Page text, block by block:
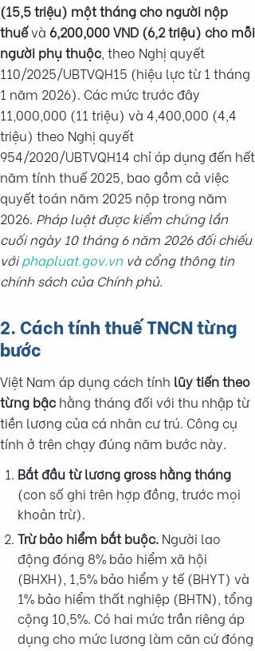
(15,5 triệu) một tháng cho người nộp
thuếvà 6,200,000 VND (6,2 triệu) cho mỗi
người phụ thuộc , theo Nghị quyết
110/2025/UBTVQH15 (hiệu lực từ 1 tháng
1 năm 2026). Các mức trước đây
11,000,000 (11 triệu) và 4,400,000 (4,4
triệu) theo Nghị quyết
954/2020/UBTVQH14 chỉ áp dụng đến hết
năm tính thuế 2025, bao gồm cả việc
quyết toán năm 2025 nộp trong năm
2026. Pháp luật được kiểm chứng lần
cuối ngày 10 tháng 6 năm 2026 đối chiếu
vớiphapluat.gov.vn và cổng thông tin
chính sách của Chính phủ.
2. Cách tính thuế TNCN từng
bước
Việt Nam áp dụng cách tính lũy tiến theo
từng bậc hằng tháng đối với thu nhập từ
tiền lương của cá nhân cư trú. Công cụ
tính ở trên chạy đúng năm bước này.
Bắt đầu từ lương gross hằng tháng
(con số ghi trên hợp đồng, trước mọi
khoản trừ).
Trừ bảo hiểm bắt buộc. Người lao
động đóng 8% bảo hiểm xã hội
(BHXH), 1,5% bảo hiểm y tế (BHYT) và
1% bảo hiểm thất nghiệp (BHTN), tổng
cộng 10,5%. Có hai mức trần riêng áp
dụng cho mức lương làm căn cứ đóng